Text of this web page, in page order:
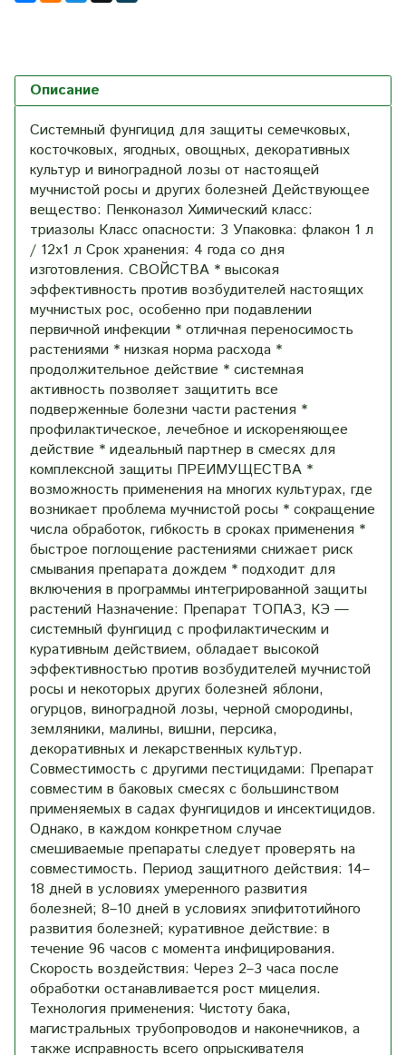
Описание
Системный фунгицид для защиты семечковых,
косточковых, ягодных, овощных, декоративных
культур и виноградной лозы от настоящей
мучнистой росы и других болезней Действующее
вещество: Пенконазол Химический класс:
триазолы Класс опасности: 3 Упаковка: флакон 1 л
/ 12x1 л Срок хранения: 4 года со дня
изготовления. СВОЙСТВА * высокая
эффективность против возбудителей настоящих
мучнистых рос, особенно при подавлении
первичной инфекции * отличная переносимость
растениями * низкая норма расхода *
продолжительное действие * системная
активность позволяет защитить все
подверженные болезни части растения *
профилактическое, лечебное и искореняющее
действие * идеальный партнер в смесях для
комплексной защиты ПРЕИМУЩЕСТВА *
возможность применения на многих культурах, где
возникает проблема мучнистой росы * сокращение
числа обработок, гибкость в сроках применения *
быстрое поглощение растениями снижает риск
смывания препарата дождем * подходит для
включения в программы интегрированной защиты
растений Назначение: Препарат ТОПАЗ, КЭ —
системный фунгицид с профилактическим и
куративным действием, обладает высокой
эффективностью против возбудителей мучнистой
росы и некоторых других болезней яблони,
огурцов, виноградной лозы, черной смородины,
земляники, малины, вишни, персика,
декоративных и лекарственных культур.
Совместимость с другими пестицидами: Препарат
совместим в баковых смесях с большинством
применяемых в садах фунгицидов и инсектицидов.
Однако, в каждом конкретном случае
смешиваемые препараты следует проверять на
совместимость. Период защитного действия: 14–
18 дней в условиях умеренного развития
болезней; 8–10 дней в условиях эпифитотийного
развития болезней; куративное действие: в
течение 96 часов с момента инфицирования.
Скорость воздействия: Через 2–3 часа после
обработки останавливается рост мицелия.
Технология применения: Чистоту бака,
магистральных трубопроводов и наконечников, а
также исправность всего опрыскивателя